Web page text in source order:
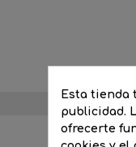
Esta tienda
publicidad.
ofrecerte